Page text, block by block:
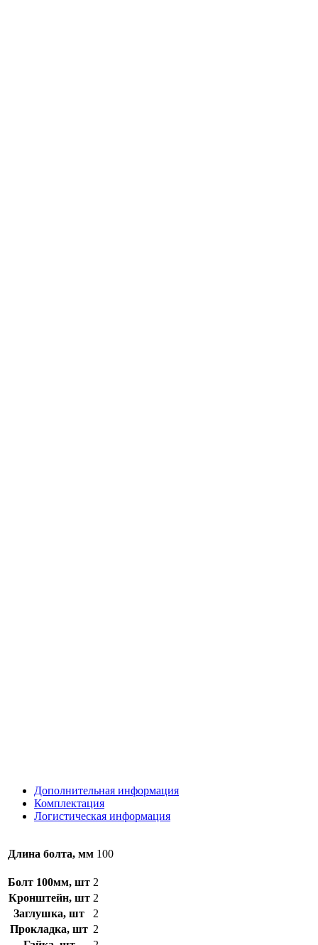
Дополнительная информация
Комплектация
Логистическая информация
Длина болта, мм 100
Болт 100мм, шт 2
Кронштейн, шт 2
Заглушка, шт
2
Прокладка, шт 2